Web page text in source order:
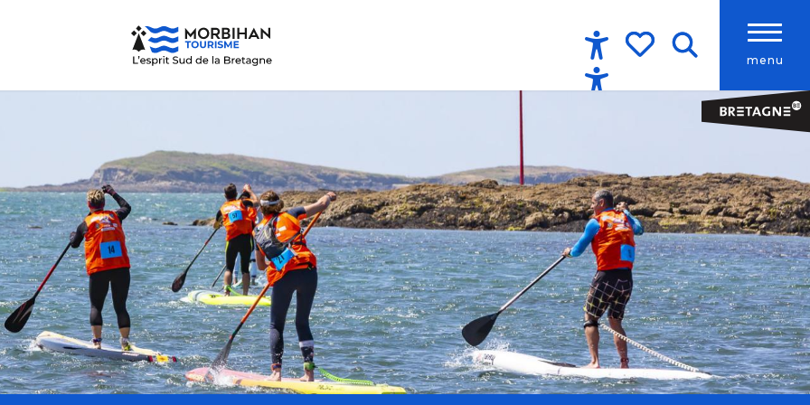
menu
Accessibilité